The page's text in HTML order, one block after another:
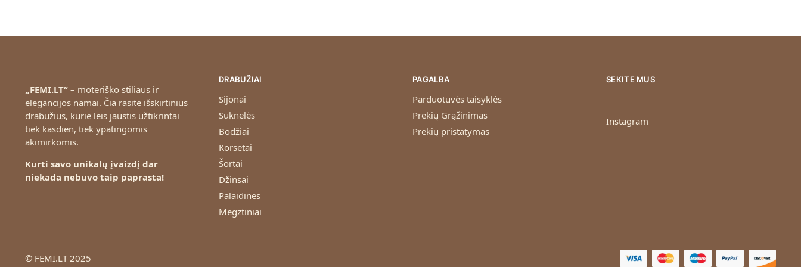
„FEMI.LT“– moteriško stiliaus ir
elegancijos namai. Čia rasite išskirtinius
drabužius, kurie leis jaustis užtikrintai
tiek kasdien, tiek ypatingomis
akimirkomis.
Kurti savo unikalų įvaizdį dar
niekada nebuvo taip paprasta!
DRABUŽIAI
Sijonai
Suknelės
Bodžiai
Korsetai
Šortai
Džinsai
Palaidinės
Megztiniai
PAGALBA
Parduotuvės taisyklės
Prekių Grąžinimas
Prekių pristatymas
SEKITE MUS
Instagram
© FEMI.LT 2025